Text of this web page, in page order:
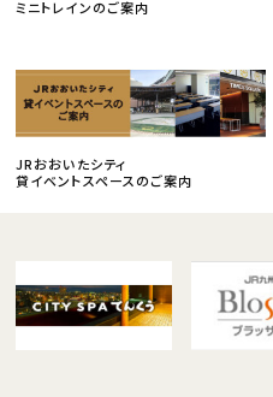
ミニトレインのご案内
JRおおいたシティ
貸イベントスペースのご案内